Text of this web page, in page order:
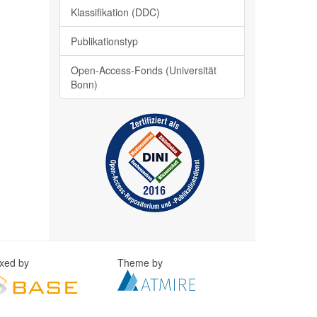
Klassifikation (DDC)
Publikationstyp
Open-Access-Fonds (Universität
Bonn)
by Theme by